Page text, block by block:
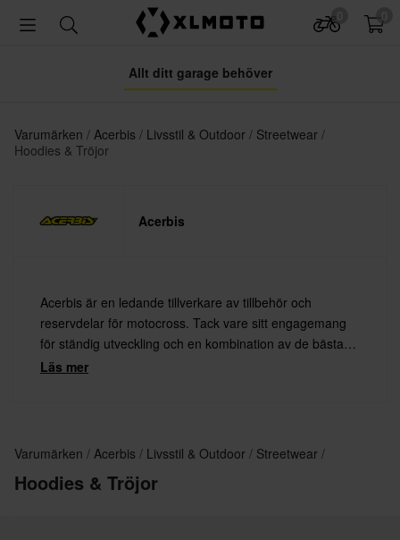
Allt ditt garage behöver
Varumärken Acerbis Livsstil & Outdoor
Streetwear
Hoodies & Tröjor
Acerbis
Acerbis är en ledande tillverkare av tillbehör och
reservdelar för motocross. Tack vare sitt engagemang
för ständig utveckling och en kombination av de bästa
materialen med den senaste teknologin erbjuder Acerbis
Läs mer
Varumärken Acerbis Livsstil & Outdoor Streetwear
Hoodies & Tröjor